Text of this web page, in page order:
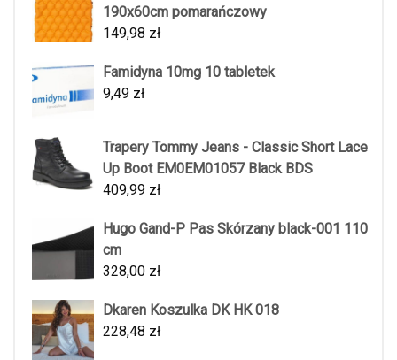
190x60cm pomarańczowy
149,98 zł
Famidyna 10mg 10 tabletek
9,49 zł
Trapery Tommy Jeans - Classic Short Lace
Up Boot EM0EM01057 Black BDS
409,99 zł
Hugo Gand-P Pas Skórzany black-001 110
cm
328,00 zł
Dkaren Koszulka DK HK 018
228,48 zł